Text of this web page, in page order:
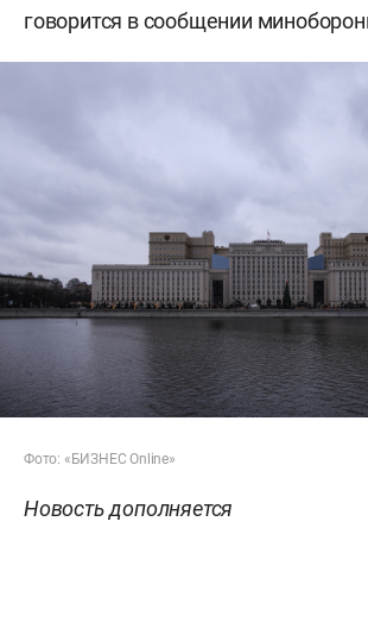
говорится в сообщении
Фото: «БИЗНЕС Online»
Новость дополняется